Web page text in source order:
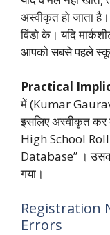
अस्वीकृत हो जाता
विंडो के। यदि
आपको सबसे पहले
Practical
में (Kumar Gaurav
इसलिए अस्वीकृत
High School
Database” ।
गया।
Registration
Errors